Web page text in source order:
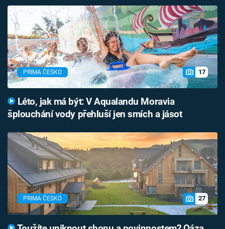
PRIMA ČESKO 17
Léto, jak má být: V Aqualandu Moravia
šplouchání vody přehluší jen smích a jásot
PRIMA ČESKO 27